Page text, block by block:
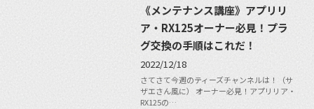
《メンテナンス講座》アプリリ
ア・RX125オーナー必見！プラ
グ交換の手順はこれだ！
2022/12/18
さてさて今週のティーズチャンネルは！（サ
ザエさん風に） オーナー必見！アプリリア・
RX125の…